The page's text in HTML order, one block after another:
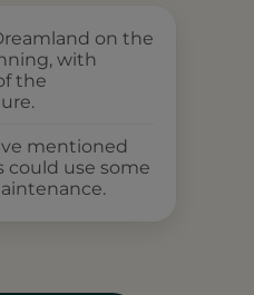
on the
with
the
mentioned
could use some